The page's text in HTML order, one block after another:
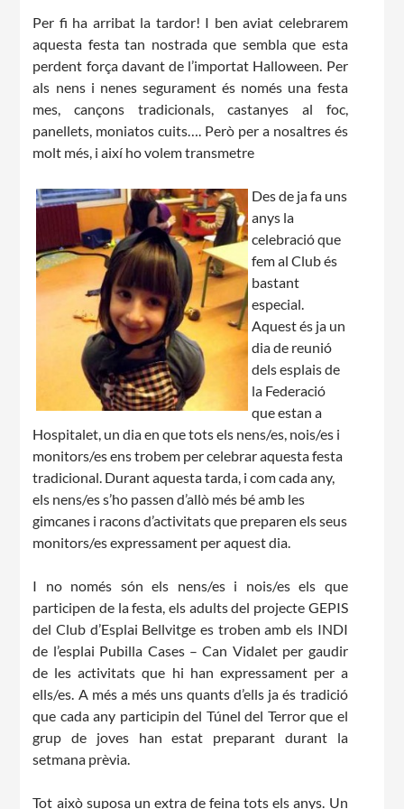
Per fi ha arribat la tardor! I ben aviat celebrarem
aquesta festa tan nostrada que sembla que esta
perdent força davant de l’importat Halloween. Per
als nens i nenes segurament és només una festa
mes, cançons tradicionals, castanyes al foc,
panellets, moniatos cuits…. Però per a nosaltres és
molt més, i així ho volem transmetre
Des de ja fa uns
anys la
celebració que
fem al Club és
bastant
especial.
Aquest és ja un
dia de reunió
dels esplais de
la Federació
que estan a
Hospitalet, un dia en que tots els nens/es, nois/es i
monitors/es ens trobem per celebrar aquesta festa
tradicional. Durant aquesta tarda, i com cada any,
els nens/es s’ho passen d’allò més bé amb les
gimcanes i racons d’activitats que preparen els seus
monitors/es expressament per aquest dia.
I no només són els nens/es i nois/es els que
participen de la festa, els adults del projecte GEPIS
del Club d’Esplai Bellvitge es troben amb els INDI
de l’esplai Pubilla Cases – Can Vidalet per gaudir
de les activitats que hi han expressament per a
ells/es. A més a més uns quants d’ells ja és tradició
que cada any participin del Túnel del Terror que el
grup de joves han estat preparant durant la
setmana prèvia.
Tot això suposa un extra de feina tots els anys. Un